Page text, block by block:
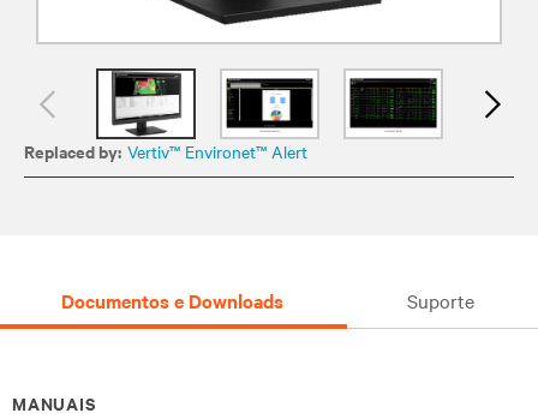
Replaced by: Vertiv™ Environet™ Alert
Documentos e Downloads Suporte
MANUAIS